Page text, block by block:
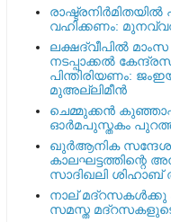
വഹിക്കണം:
ലക്ഷദ്വീപില്‍
നടപ്പാക്കല്‍
പിന്തിരിയണം:
മുഅല്ലിമീന്‍
ചെമ്മുക്കന്‍
ഓര്‍മപുസ്തകം
ഖുര്‍ആനിക
കാലഘട്ടത്തിന്റെ
സാദിഖലി ശിഹാബ്
നാല് മദ്‌റസകള്‍ക്കു
സമസ്ത